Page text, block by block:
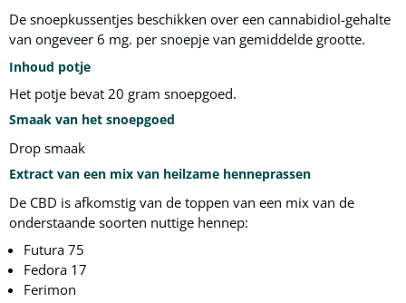
De snoepkussentjes beschikken over een cannabidiol-gehalte
van ongeveer 6 mg. per snoepje van gemiddelde grootte.
Inhoud potje
Het potje bevat 20 gram snoepgoed.
Smaak van het snoepgoed
Drop smaak
Extract van een mix van heilzame henneprassen
De CBD is afkomstig van de toppen van een mix van de
onderstaande soorten nuttige hennep:
Futura 75
Fedora 17
Ferimon